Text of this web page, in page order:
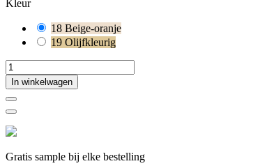
Kleur
18 Beige-oranje
19 Olijfkleurig
In winkelwagen
Gratis sample bij elke bestelling